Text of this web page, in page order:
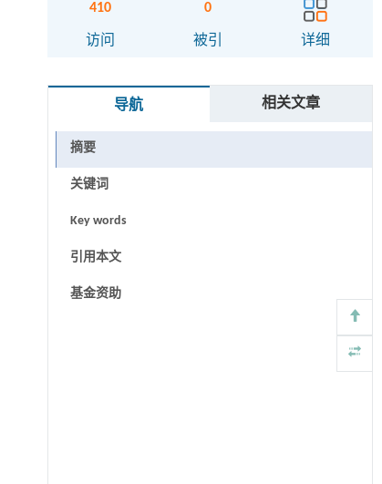
410
访问
0
被引 详细
导航 相关文章
摘要
关键词
Key words
引用本文
基金资助